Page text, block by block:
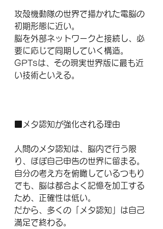
攻殻機動隊の世界で描かれた電脳の
初期形態に近い。
脳を外部ネットワークと接続し、必
要に応じて同期していく構造。
GPTsは、その現実世界版に最も近
い技術といえる。
■メタ認知が強化される理由
人間のメタ認知は、脳内で行う限
り、ほぼ自己申告の世界に留まる。
自分の考え方を俯瞰しているつもり
でも、脳は都合よく記憶を加工する
ため、正確性は低い。
だから、多くの「メタ認知」は自己
満足で終わる。